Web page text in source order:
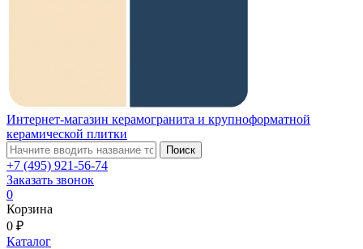
Интернет-магазин керамогранита и крупноформатной
керамической плитки
Поиск
+7 (495) 921-56-74
Заказать звонок
0
Корзина
0 ₽
Каталог